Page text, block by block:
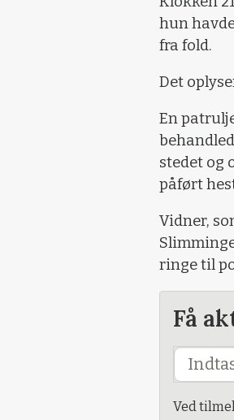
hun
fra fold.
Det
En
stedet og
påført
Vidner,
ringe til
Få
Ved